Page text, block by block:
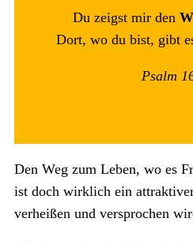
Du zeigst mir den
Dort, wo du bist, gibt
Psalm
Den Weg zum Leben, wo es
ist doch wirklich ein
verheißen und versprochen